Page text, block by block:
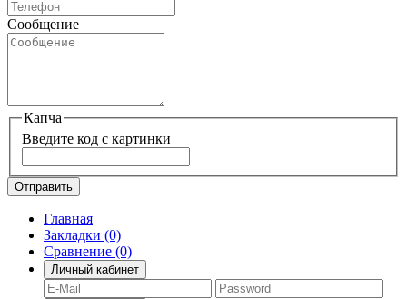
Сообщение
Капча
Введите код с картинки
Отправить
Главная
Закладки (0)
Сравнение (0)
Личный кабинет